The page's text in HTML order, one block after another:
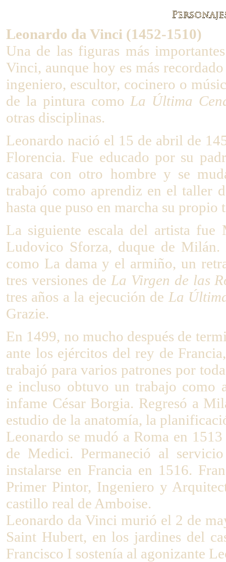
Leonardo da Vinci (1452-1510)
Una de las figuras más
Vinci, aunque hoy es más
ingeniero, escultor, cocinero o
de la pintura como La Última
otras disciplinas.
Leonardo nació el 15 de abril de
Florencia. Fue educado por su
casara con otro hombre y se
trabajó como aprendiz en el taller
hasta que puso en marcha su propio
La siguiente escala del artista
Ludovico Sforza, duque de Milán.
como La dama y el armiño, un
tres versiones de La Virgen de las
tres años a la ejecución de La
Grazie.
En 1499, no mucho después de
ante los ejércitos del rey de
trabajó para varios patrones por
e incluso obtuvo un trabajo como
infame César Borgia. Regresó a
estudio de la anatomía, la
Leonardo se mudó a Roma en
de Medici. Permaneció al
instalarse en Francia en 1516.
Primer Pintor, Ingeniero y
castillo real de Amboise.
Leonardo da Vinci murió el 2 de
Saint Hubert, en los jardines del
Francisco I sostenía al agonizante